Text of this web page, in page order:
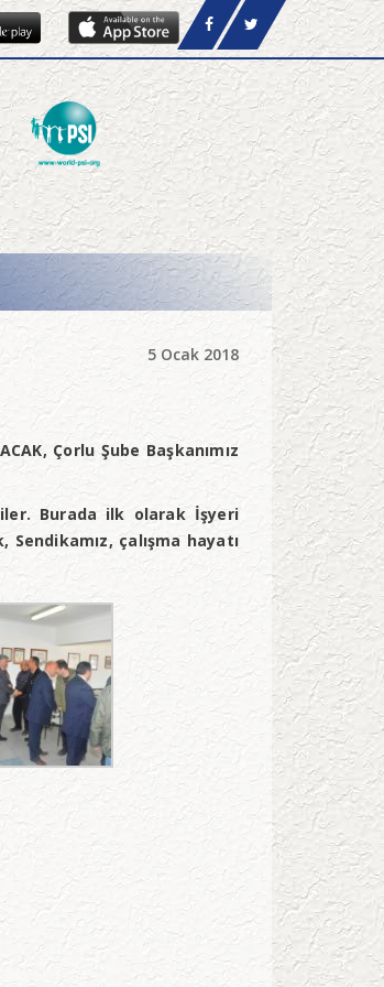
5 Ocak 2018
Çorlu Şube Başkanımız
Burada ilk olarak İşyeri
çalışma hayatı